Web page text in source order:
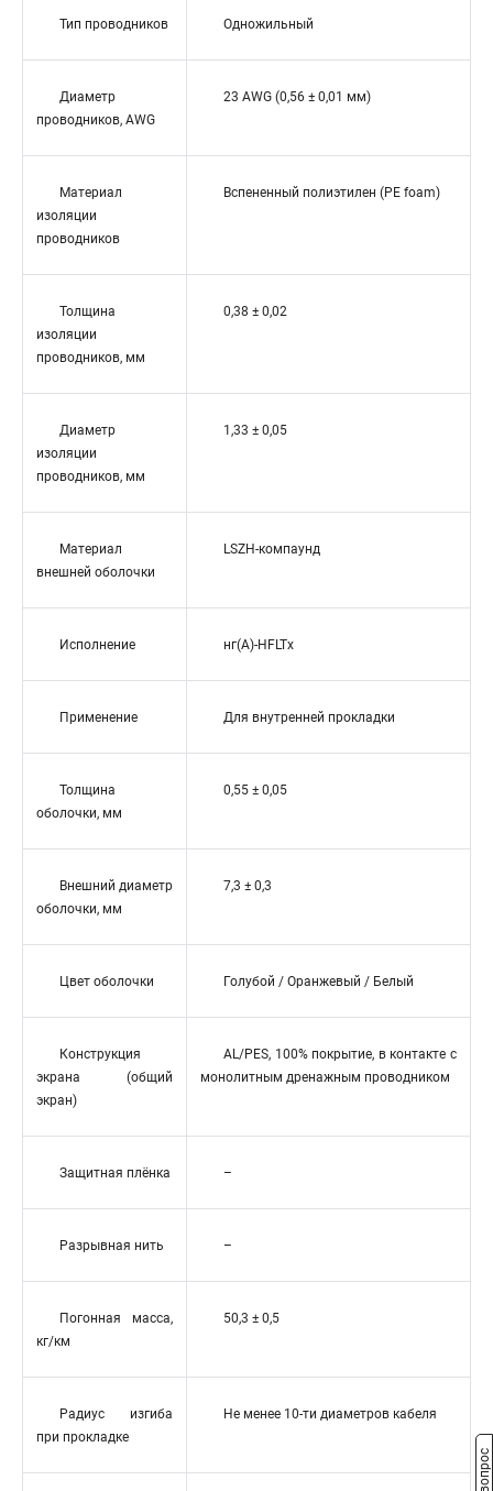
Тип проводников Одножильный
Диаметр
проводников, AWG
23 AWG (0,56 ± 0,01 мм)
Материал
изоляции
проводников
Вспененный полиэтилен (PE foam)
Толщина
изоляции
проводников, мм
0,38 ± 0,02
Диаметр
изоляции
проводников, мм
1,33 ± 0,05
Материал
внешней оболочки
LSZH-компаунд
Исполнение нг(A)-HFLTx
Применение Для внутренней прокладки
Толщина
оболочки, мм
0,55 ± 0,05
Внешний диаметр
оболочки, мм
7,3 ± 0,3
Цвет оболочки Голубой / Оранжевый / Белый
Конструкция
экрана (общий
экран)
AL/PES, 100% покрытие, в контакте с
монолитным дренажным проводником
Защитная плёнка –
Разрывная нить –
Погонная масса,
кг/км
50,3 ± 0,5
Радиус изгиба
при прокладке
Не менее 10-ти диаметров кабеля